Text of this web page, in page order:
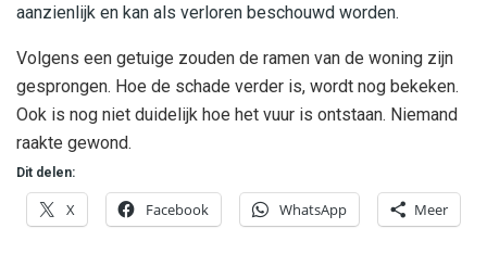
aanzienlijk en kan als verloren beschouwd worden.
Volgens een getuige zouden de ramen van de woning zijn
gesprongen. Hoe de schade verder is, wordt nog bekeken.
Ook is nog niet duidelijk hoe het vuur is ontstaan. Niemand
raakte gewond.
Dit delen:
X Facebook WhatsApp Meer